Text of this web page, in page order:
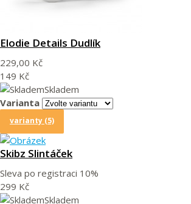
Elodie Details Dudlík
229,00 Kč
149 Kč
Skladem
Varianta
varianty (5)
Skibz Slintáček
Sleva po registraci 10%
299 Kč
Skladem